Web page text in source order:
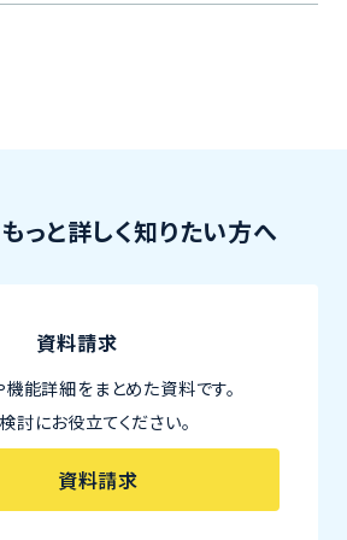
っと詳しく知りたい方へ
資料請求
能詳細をまとめた資料です。
討にお役立てください。
資料請求